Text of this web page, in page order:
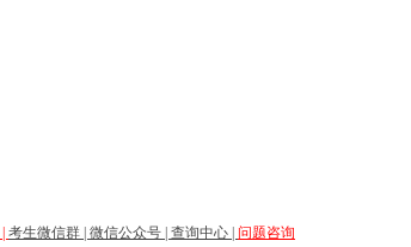
考生微信群 微信公众号 查询中心 问题咨询